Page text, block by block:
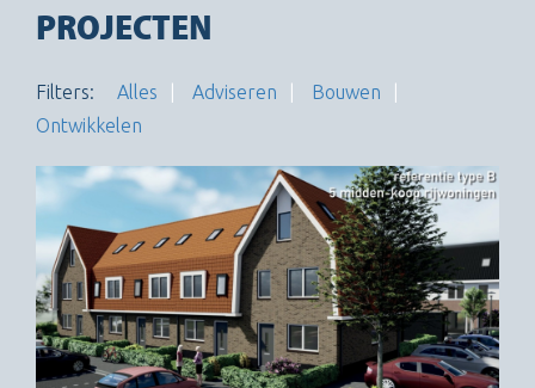
PROJECTEN
Filters: Alles Adviseren
Bouwen
Ontwikkelen